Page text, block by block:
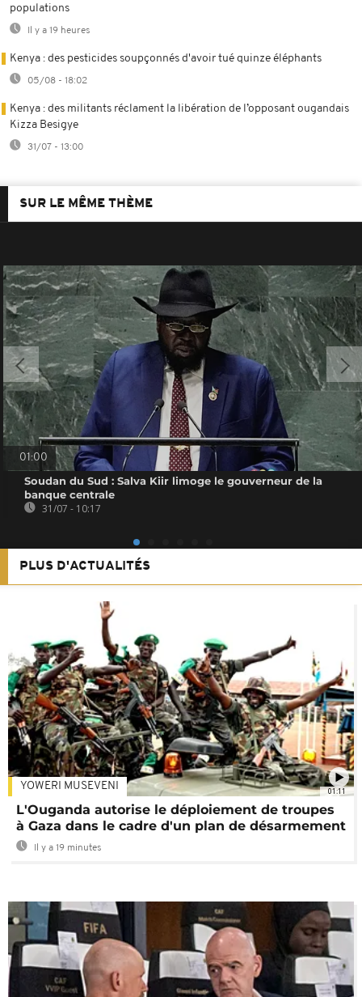
populations
Il y a 19 heures
Kenya : des pesticides soupçonnés d'avoir tué quinze éléphants
05/08 - 18:02
Kenya : des militants réclament la libération de l’opposant ougandais
Kizza Besigye
31/07 - 13:00
SUR LE MÊME THÈME
01:00
Soudan du Sud : Salva Kiir limoge le gouverneur de la
banque centrale
31/07 - 10:17
PLUS D'ACTUALITÉS
01:11
YOWERI MUSEVENI
L'Ouganda autorise le déploiement de troupes
à Gaza dans le cadre d'un plan de désarmement
Il y a 19 minutes